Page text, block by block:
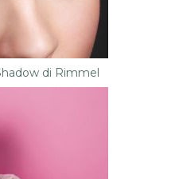
di Rimmel